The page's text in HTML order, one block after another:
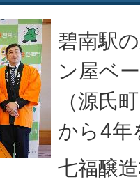
碧南駅
ン屋ベ
（源氏
から4年
七福醸